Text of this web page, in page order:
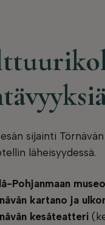
sijainti
läheisyydessä.
Pohjanmaan museo
kartano ja
kesäteatteri